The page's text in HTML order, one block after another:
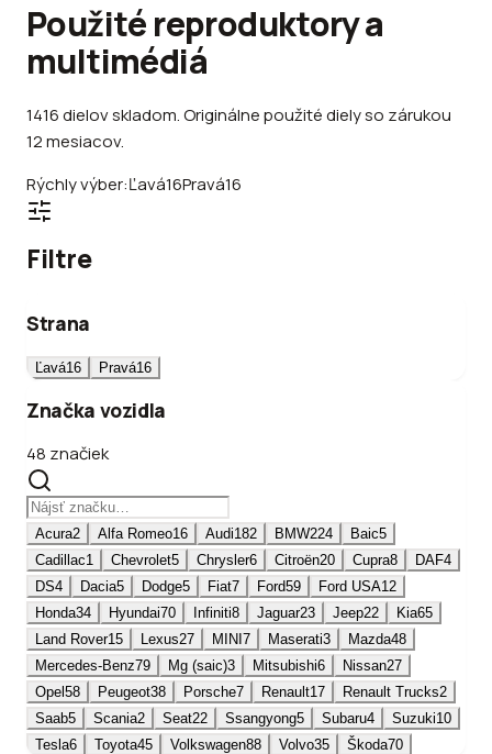
Použité reproduktory a
multimédiá
1416dielovskladom.Originálne použité diely so zárukou
12 mesiacov.
Rýchly výber:Ľavá16Pravá16
Filtre
Strana
Ľavá16 Pravá16
Značka vozidla
48 značiek
Acura2 Alfa Romeo16 Audi182 BMW224 Baic5
Cadillac1 Chevrolet5 Chrysler6 Citroën20 Cupra8 DAF4
DS4 Dacia5 Dodge5 Fiat7 Ford59 Ford USA12
Honda34 Hyundai70 Infiniti8 Jaguar23 Jeep22 Kia65
Land Rover15 Lexus27 MINI7 Maserati3 Mazda48
Mercedes-Benz79 Mg (saic)3 Mitsubishi6 Nissan27
Opel58 Peugeot38 Porsche7 Renault17 Renault Trucks2
Saab5 Scania2 Seat22 Ssangyong5 Subaru4 Suzuki10
Tesla6 Toyota45 Volkswagen88 Volvo35 Škoda70